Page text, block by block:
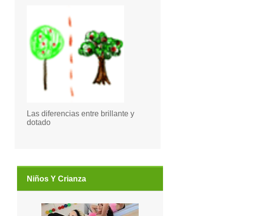
Las diferencias entre brillante y
dotado
Niños Y Crianza